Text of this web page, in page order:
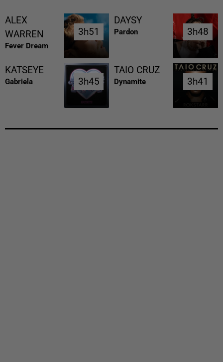
ALEX
WARREN
Fever Dream
3h51
3h51
DAYSY
Pardon 3h48
3h48
KATSEYE
Gabriela 3h45
3h45
TAIO CRUZ
Dynamite 3h41
3h41